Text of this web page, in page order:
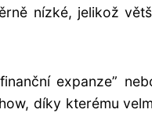
nízké, jelikož
expanze”
díky kterému